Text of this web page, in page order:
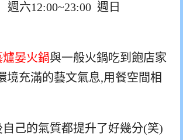
六12:00~23:00 週日
爐晏火鍋與一般火鍋吃到飽店家
境充滿的藝文氣息,用餐空間相
己的氣質都提升了好幾分(笑)